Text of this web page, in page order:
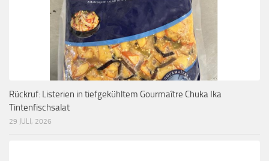
Rückruf: Listerien in tiefgekühltem Gourmaître Chuka Ika
Tintenfischsalat
29 JULI, 2026